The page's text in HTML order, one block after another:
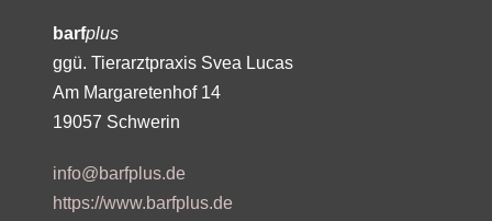
barfplus
ggü. Tierarztpraxis Svea Lucas
Am Margaretenhof 14
19057 Schwerin
info@barfplus.de
https://www.barfplus.de